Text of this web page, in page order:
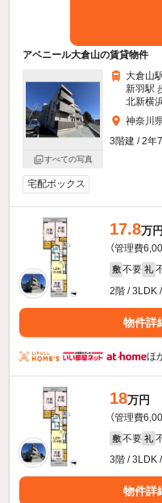
アベニール大倉山の賃貸物件
すべての写真
大倉山
新羽駅
北新横
神奈川
3階建 / 2年
宅配ボックス
17.8万円
（管理費
敷 不要 礼
2階 / 3LDK
物件詳
ほ
18万円
（管理費
敷 不要 礼
3階 / 3LDK
物件詳